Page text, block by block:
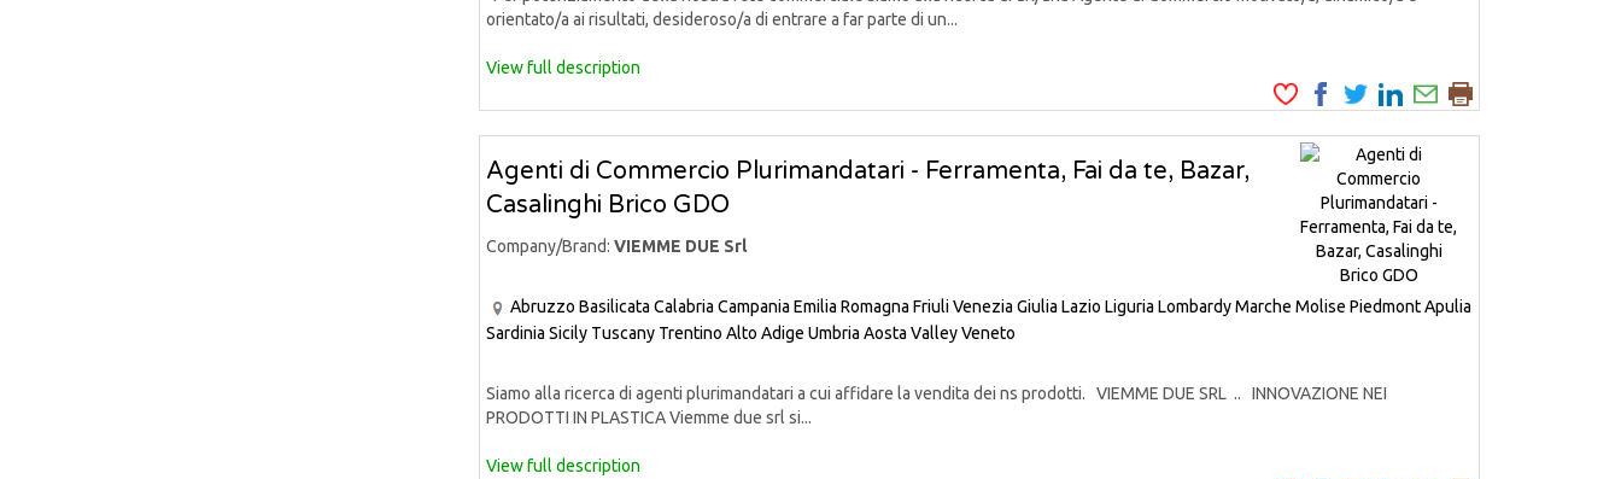
orientato/a ai risultati, desideroso/a di entrare a far parte di un...
View full description
Agenti di Commercio Plurimandatari - Ferramenta, Fai da te, Bazar,
Casalinghi Brico GDO
Company/Brand: VIEMME DUE Srl
Abruzzo Basilicata Calabria Campania Emilia Romagna Friuli Venezia Giulia Lazio Liguria LombardyMarche Molise PiedmontApulia
Sardinia Sicily Tuscany Trentino Alto Adige Umbria Aosta ValleyVeneto
Siamo alla ricerca di agenti plurimandatari a cui affidare la vendita dei ns prodotti. VIEMME DUE SRL .. INNOVAZIONE NEI
PRODOTTI IN PLASTICA Viemme due srl si...
View full description